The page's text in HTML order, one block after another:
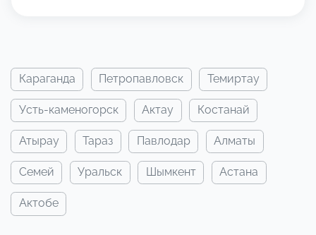
караганда петропавловск темиртау
усть-каменогорск актау костанай
атырау тараз павлодар алматы
семей уральск шымкент астана
актобе